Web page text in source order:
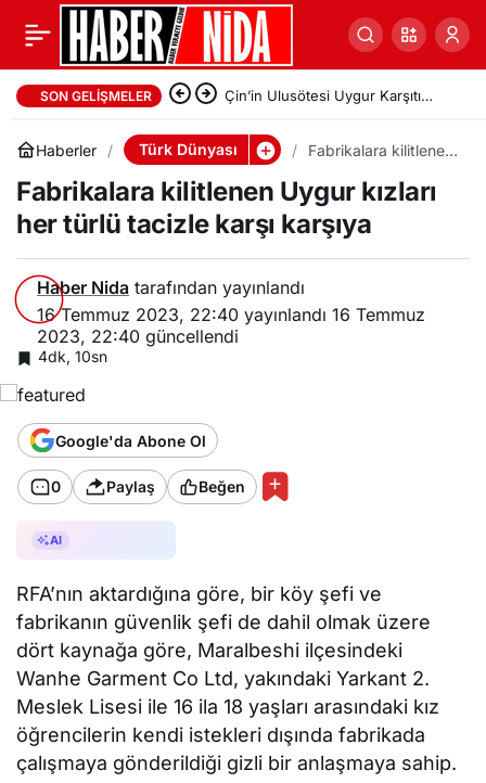
SON GELIŞMELER Çin’in Ulusötesi Uygur Karşıtı
Stratejisi: Zenz ve Tohti’nin Yeni
Araştırması
Haberler Türk Dünyası
Fabrikalara kilitlenen
türlü tacizle karşı
karşıya
Fabrikalara kilitlenen Uygur kızları
her türlü tacizle karşı karşıya
Haber Nida tarafından yayınlandı
16 Temmuz 2023, 22:40 yayınlandı 16 Temmuz
2023, 22:40 güncellendi
4dk, 10sn
Google'da Abone Ol
0 Paylaş Beğen
AI
RFA’nın aktardığına göre, bir köy şefi ve
fabrikanın güvenlik şefi de dahil olmak üzere
dört kaynağa göre, Maralbeshi ilçesindeki
Wanhe Garment Co Ltd, yakındaki Yarkant 2.
Meslek Lisesi ile 16 ila 18 yaşları arasındaki kız
öğrencilerin kendi istekleri dışında fabrikada
çalışmaya gönderildiği gizli bir anlaşmaya sahip.